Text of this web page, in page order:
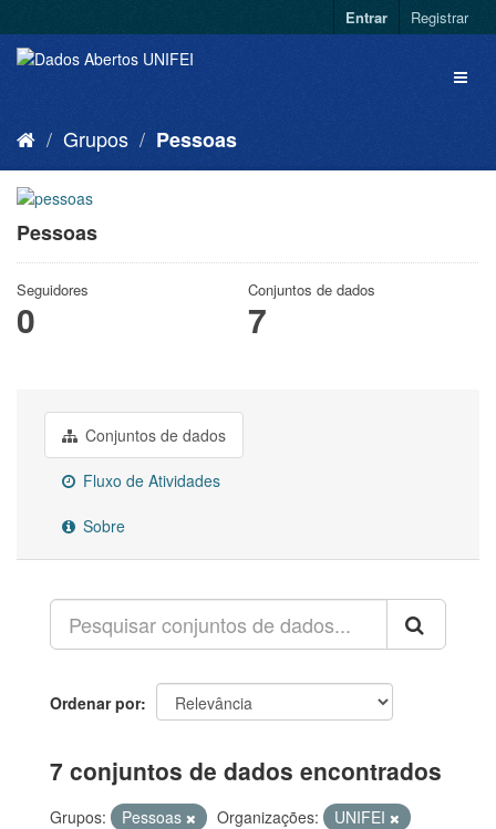
Entrar Registrar
Grupos Pessoas
Pessoas
Seguidores
0
Conjuntos de dados
7
Conjuntos de dados
Fluxo de Atividades
Sobre
Ordenar por
7 conjuntos de dados encontrados
Grupos: Pessoas Organizações:
UNIFEI